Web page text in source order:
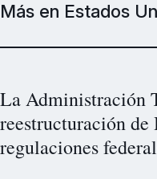
Más en Estados
La Administración
reestructuración de
regulaciones